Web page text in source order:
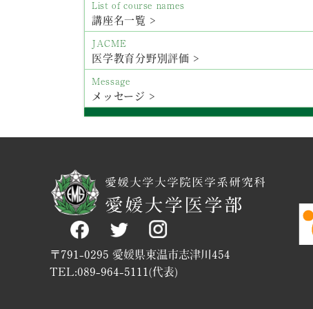
List of course names
講座名一覧 >
JACME
医学教育分野別評価 >
Message
メッセージ >
〒791-0295 愛媛県東温市志津川454
TEL:089-964-5111(代表)